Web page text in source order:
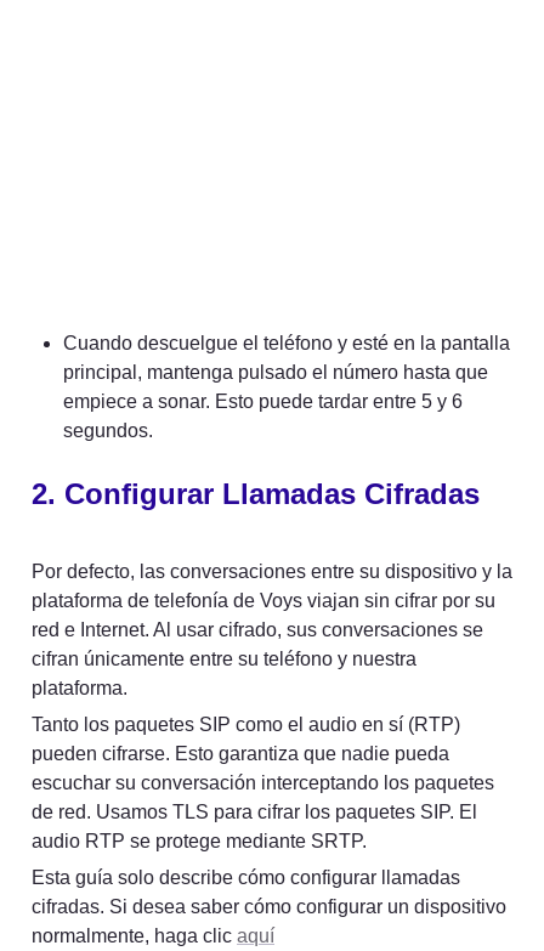
Cuando descuelgue el teléfono y esté en la pantalla
principal, mantenga pulsado el número hasta que
empiece a sonar. Esto puede tardar entre 5 y 6
segundos.
2. Configurar Llamadas Cifradas
Por defecto, las conversaciones entre su dispositivo y la
plataforma de telefonía de Voys viajan sin cifrar por su
red e Internet. Al usar cifrado, sus conversaciones se
cifran únicamente entre su teléfono y nuestra
plataforma.
Tanto los paquetes SIP como el audio en sí (RTP)
pueden cifrarse. Esto garantiza que nadie pueda
escuchar su conversación interceptando los paquetes
de red. Usamos TLS para cifrar los paquetes SIP. El
audio RTP se protege mediante SRTP.
Esta guía solo describe cómo configurar llamadas
cifradas. Si desea saber cómo configurar un dispositivo
normalmente, haga clic aquí